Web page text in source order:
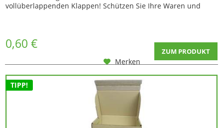
vollüberlappenden Klappen! Schützen Sie Ihre Waren und
0,60 € ZUM PRODUKT
Merken
TIPP!